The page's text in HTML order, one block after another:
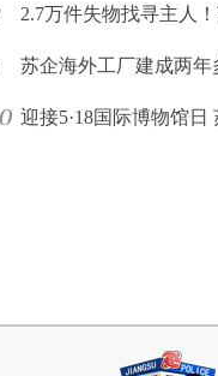
2.7万件失物找寻主人
苏企海外工厂建成两年
迎接5·18国际博物馆日